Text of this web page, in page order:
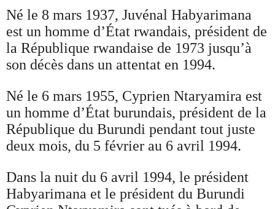
Né le 8 mars 1937, Juvénal Habyarimana
est un homme d’État rwandais, président de
la République rwandaise de 1973 jusqu’à
son décès dans un attentat en 1994.
Né le 6 mars 1955, Cyprien Ntaryamira est
un homme d’État burundais, président de la
République du Burundi pendant tout juste
deux mois, du 5 février au 6 avril 1994.
Dans la nuit du 6 avril 1994, le président
Habyarimana et le président du Burundi